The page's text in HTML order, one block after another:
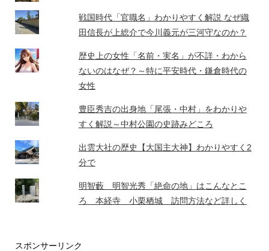
戦国時代「官職名」わかりやすく解説 なぜ織
田信長が上総介で今川義元が三河守なのか？
歴史上の女性「名前・実名」が不詳・わから
ないのはなぜ？～特に平安時代・鎌倉時代の
女性
豊臣秀吉の出身地「尾張・中村」をわかりや
すく解説～中村公園の史跡みどころ
出雲大社の歴史【大国主大神】わかりやすく2
分で
明智藪 明智光秀「絶命の地」はこんなとこ
ろ 本経寺 小栗栖城 訪問方法など詳しく
スポンサーリンク